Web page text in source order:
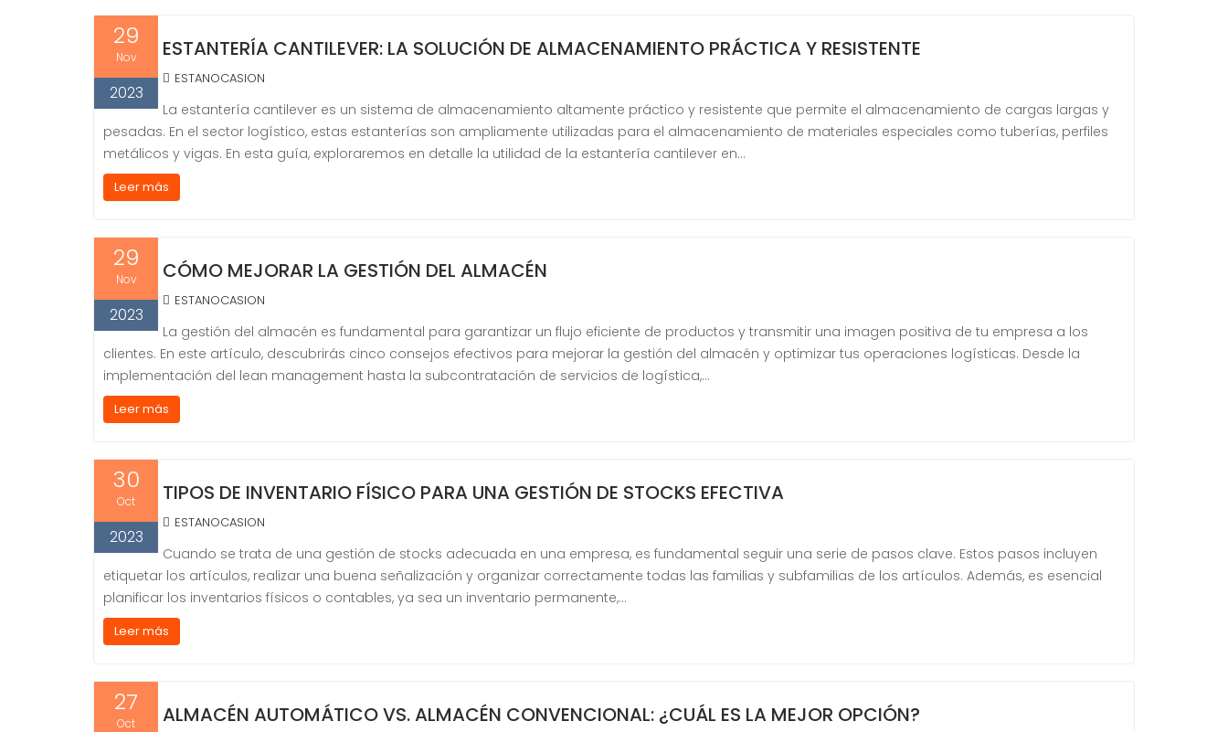
29
Nov
2023
ESTANTERÍA CANTILEVER: LA SOLUCIÓN DE ALMACENAMIENTO PRÁCTICA Y RESISTENTE
ESTANOCASION
La estantería cantilever es un sistema de almacenamiento altamente práctico y resistente que permite el almacenamiento de cargas largas y
pesadas. En el sector logístico, estas estanterías son ampliamente utilizadas para el almacenamiento de materiales especiales como tuberías, perfiles
metálicos y vigas. En esta guía, exploraremos en detalle la utilidad de la estantería cantilever en…
Leer más
29
Nov
2023
CÓMO MEJORAR LA GESTIÓN DEL ALMACÉN
ESTANOCASION
La gestión del almacén es fundamental para garantizar un flujo eficiente de productos y transmitir una imagen positiva de tu empresa a los
clientes. En este artículo, descubrirás cinco consejos efectivos para mejorar la gestión del almacén y optimizar tus operaciones logísticas. Desde la
implementación del lean management hasta la subcontratación de servicios de logística,…
Leer más
30
Oct
2023
TIPOS DE INVENTARIO FÍSICO PARA UNA GESTIÓN DE STOCKS EFECTIVA
ESTANOCASION
Cuando se trata de una gestión de stocks adecuada en una empresa, es fundamental seguir una serie de pasos clave. Estos pasos incluyen
etiquetar los artículos, realizar una buena señalización y organizar correctamente todas las familias y subfamilias de los artículos. Además, es esencial
planificar los inventarios físicos o contables, ya sea un inventario permanente,…
Leer más
27
Oct ALMACÉN AUTOMÁTICO VS. ALMACÉN CONVENCIONAL: ¿CUÁL ES LA MEJOR OPCIÓN?